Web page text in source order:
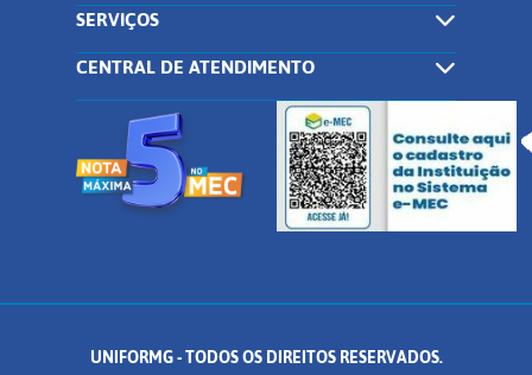
SERVIÇOS
CENTRAL DE ATENDIMENTO
UNIFORMG - TODOS OS DIREITOS RESERVADOS.